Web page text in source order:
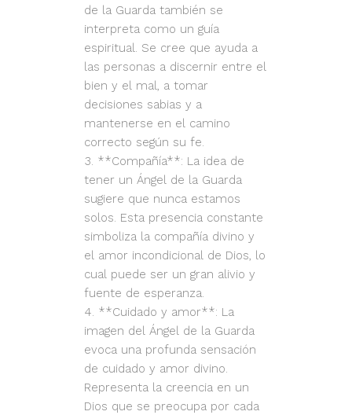
de la Guarda también se
interpreta como un guía
espiritual. Se cree que ayuda a
las personas a discernir entre el
bien y el mal, a tomar
decisiones sabias y a
mantenerse en el camino
correcto según su fe.
**Compañía**: La idea de
tener un Ángel de la Guarda
sugiere que nunca estamos
solos. Esta presencia constante
simboliza la compañía divino y
el amor incondicional de Dios, lo
cual puede ser un gran alivio y
fuente de esperanza.
**Cuidado y amor**: La
imagen del Ángel de la Guarda
evoca una profunda sensación
de cuidado y amor divino.
Representa la creencia en un
Dios que se preocupa por cada